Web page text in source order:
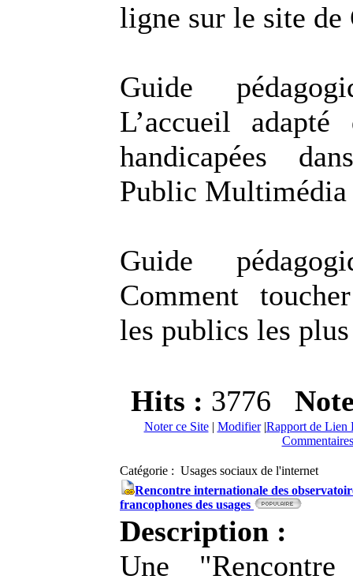
ligne sur le site
Guide
L’accueil adapté
handicapées
Public Multimédia
Guide
Comment
les publics les
Hits : 3776
Noter ce Site| Modifier|Rapport de Lien
Catégorie : Usages sociaux de l'internet
Rencontre internationale des
francophones des usages
Description :
Une "Rencontre